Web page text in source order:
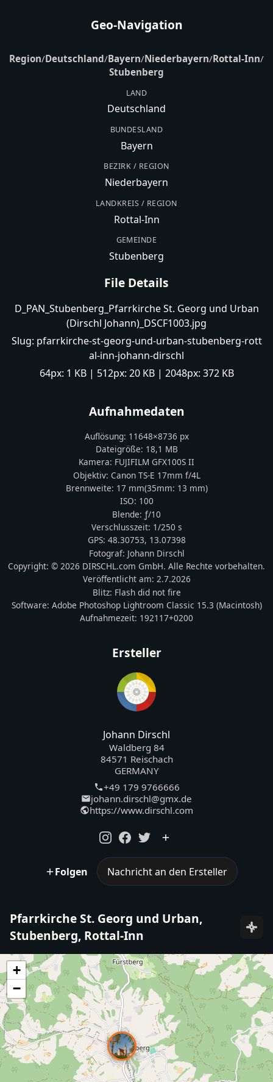
Geo-Navigation
Region/Deutschland/Bayern/Niederbayern/Rottal-Inn/
Stubenberg
LAND
Deutschland
BUNDESLAND
Bayern
BEZIRK / REGION
Niederbayern
LANDKREIS / REGION
Rottal-Inn
GEMEINDE
Stubenberg
File Details
D_PAN_Stubenberg_Pfarrkirche St. Georg und Urban
(Dirschl Johann)_DSCF1003.jpg
Slug: pfarrkirche-st-georg-und-urban-stubenberg-rott
al-inn-johann-dirschl
64px: 1 KB| 512px: 20 KB| 2048px: 372 KB
Aufnahmedaten
Auflösung: 11648×8736 px
Dateigröße: 18,1 MB
Kamera: FUJIFILM GFX100S II
Objektiv: Canon TS-E 17mm f/4L
Brennweite: 17 mm(35mm: 13 mm)
ISO: 100
Blende: ƒ/10
Verschlusszeit: 1/250 s
GPS: 48.30753, 13.07398
Fotograf: Johann Dirschl
Copyright: © 2026 DIRSCHL.com GmbH. Alle Rechte vorbehalten.
Veröffentlicht am: 2.7.2026
Blitz: Flash did not fire
Software: Adobe Photoshop Lightroom Classic 15.3 (Macintosh)
Aufnahmezeit: 192117+0200
Ersteller
Johann Dirschl
Waldberg 84
84571 Reischach
GERMANY
+49 179 9766666
johann.dirschl@gmx.de
https://www.dirschl.com
Folgen Nachricht an den Ersteller
Pfarrkirche St. Georg und Urban,
Stubenberg, Rottal-Inn
+
−